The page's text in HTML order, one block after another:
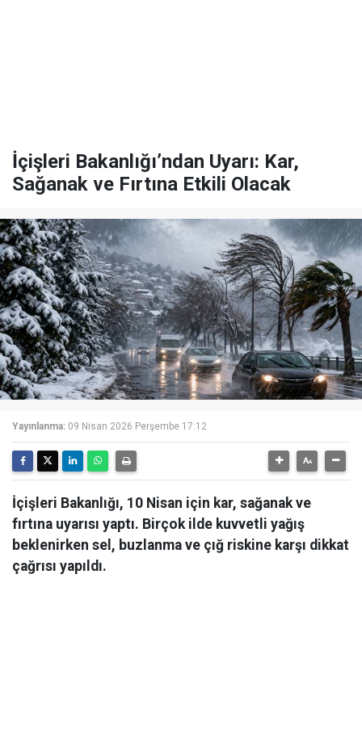
İçişleri Bakanlığı’ndan Uyarı: Kar,
Sağanak ve Fırtına Etkili Olacak
Yayınlanma: 09 Nisan 2026 Perşembe 17:12
İçişleri Bakanlığı, 10 Nisan için kar, sağanak ve
fırtına uyarısı yaptı. Birçok ilde kuvvetli yağış
beklenirken sel, buzlanma ve çığ riskine karşı dikkat
çağrısı yapıldı.